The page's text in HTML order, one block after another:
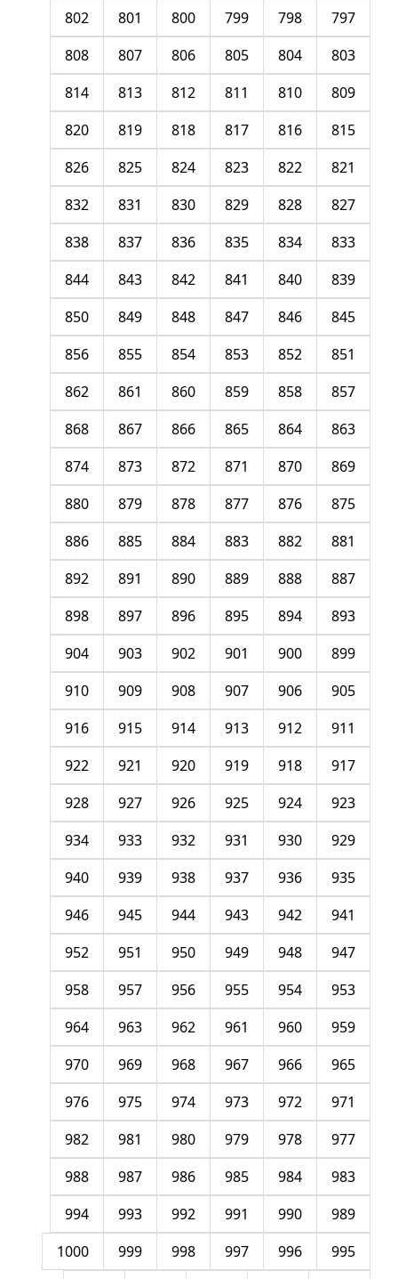
797
798
799
800
801
802
803
804
805
806
807
808
809
810
811
812
813
814
815
816
817
818
819
820
821
822
823
824
825
826
827
828
829
830
831
832
833
834
835
836
837
838
839
840
841
842
843
844
845
846
847
848
849
850
851
852
853
854
855
856
857
858
859
860
861
862
863
864
865
866
867
868
869
870
871
872
873
874
875
876
877
878
879
880
881
882
883
884
885
886
887
888
889
890
891
892
893
894
895
896
897
898
899
900
901
902
903
904
905
906
907
908
909
910
911
912
913
914
915
916
917
918
919
920
921
922
923
924
925
926
927
928
929
930
931
932
933
934
935
936
937
938
939
940
941
942
943
944
945
946
947
948
949
950
951
952
953
954
955
956
957
958
959
960
961
962
963
964
965
966
967
968
969
970
971
972
973
974
975
976
977
978
979
980
981
982
983
984
985
986
987
988
989
990
991
992
993
994
995
996
997
998
999
1000